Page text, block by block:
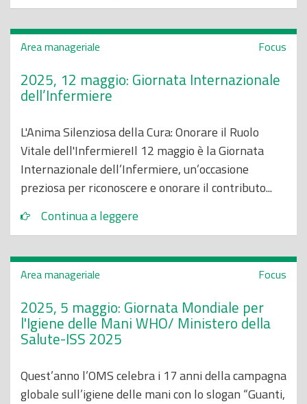
Area manageriale Focus
2025, 12 maggio: Giornata Internazionale
dell’Infermiere
L'Anima Silenziosa della Cura: Onorare il Ruolo
Vitale dell'InfermiereIl 12 maggio è la Giornata
Internazionale dell’Infermiere, un’occasione
preziosa per riconoscere e onorare il contributo...
Continua a leggere
Area manageriale Focus
2025, 5 maggio: Giornata Mondiale per
l'Igiene delle Mani WHO/ Ministero della
Salute-ISS 2025
Quest’anno l’OMS celebra i 17 anni della campagna
globale sull’igiene delle mani con lo slogan “Guanti,